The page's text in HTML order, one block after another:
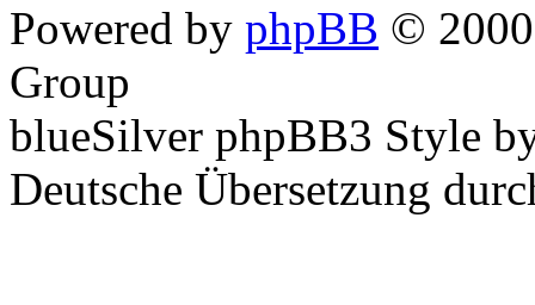
Powered by phpBB ©
Group
blueSilver phpBB3 Style
Deutsche Übersetzung